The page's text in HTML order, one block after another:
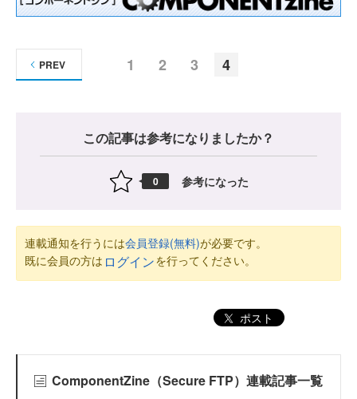
1 2 3 4
PREV
この記事は参考になりましたか？
0 参考になった
連載通知を行うには会員登録(無料)が必要です。
既に会員の方は ログインを行ってください。
ポスト
ComponentZine（Secure FTP）連載記事一覧